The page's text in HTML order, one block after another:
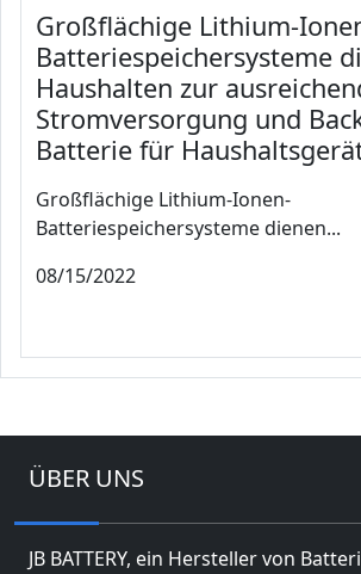
Großflächige Lithium-
Batteriespeichersysteme
Haushalten zur
Stromversorgung und
Batterie für
Großflächige Lithium-Ionen-
Batteriespeichersysteme dienen...
08/15/2022
ÜBER UNS
JB BATTERY, ein Hersteller von